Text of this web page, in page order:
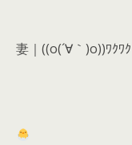
妻｜((o(´∀｀)o))ﾜｸﾜｸ